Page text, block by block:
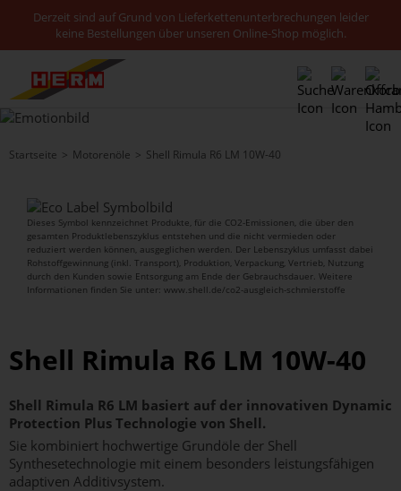
Derzeit sind auf Grund von Lieferkettenunterbrechungen leider
keine Bestellungen über unseren Online-Shop möglich.
Startseite Motorenöle Shell Rimula R6 LM 10W-40
Dieses Symbol kennzeichnet Produkte, für die CO2-Emissionen, die über den
gesamten Produktlebenszyklus entstehen und die nicht vermieden oder
reduziert werden können, ausgeglichen werden. Der Lebenszyklus umfasst dabei
Rohstoffgewinnung (inkl. Transport), Produktion, Verpackung, Vertrieb, Nutzung
durch den Kunden sowie Entsorgung am Ende der Gebrauchsdauer. Weitere
Informationen finden Sie unter: www.shell.de/co2-ausgleich-schmierstoffe
Shell Rimula R6 LM 10W-40
Shell Rimula R6 LM basiert auf der innovativen Dynamic
Protection Plus Technologie von Shell.
Sie kombiniert hochwertige Grundöle der Shell
Synthesetechnologie mit einem besonders leistungsfähigen
adaptiven Additivsystem.